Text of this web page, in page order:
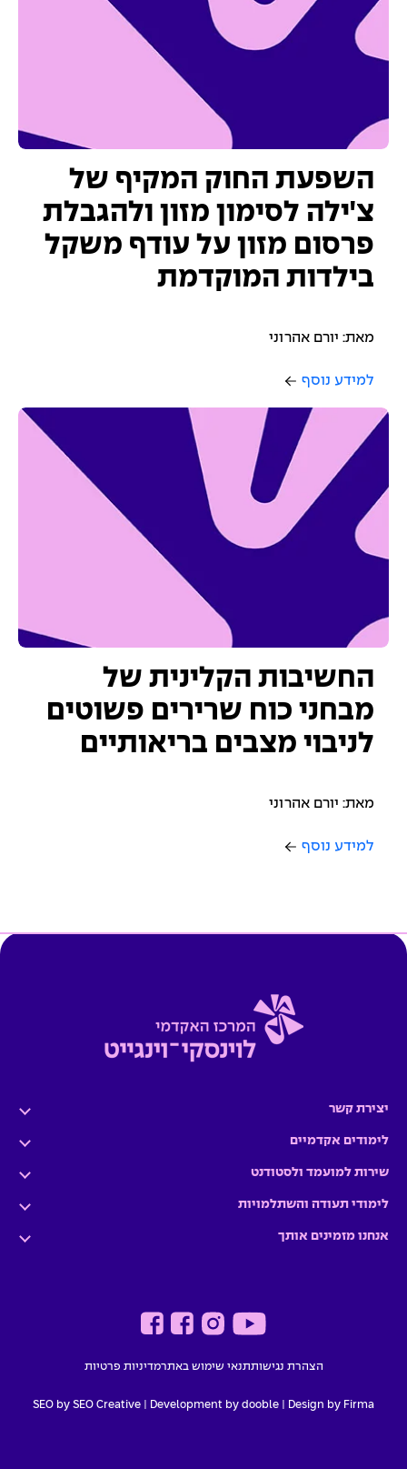
השפעת החוק המקיף של
צ'ילה לסימון מזון ולהגבלת
פרסום מזון על עודף משקל
בילדות המוקדמת
מאת: יורם אהרוני
למידע נוסף
החשיבות הקלינית של
מבחני כוח שרירים פשוטים
לניבוי מצבים בריאותיים
מאת: יורם אהרוני
למידע נוסף
יצירת קשר
לימודים אקדמיים
שירות למועמד ולסטודנט
לימודי תעודה והשתלמויות
אנחנו מזמינים אותך
הצהרת נגישותתנאי שימוש באתרמדיניות פרטיות
Design by Firma |
Development by dooble
SEO by SEO Creative